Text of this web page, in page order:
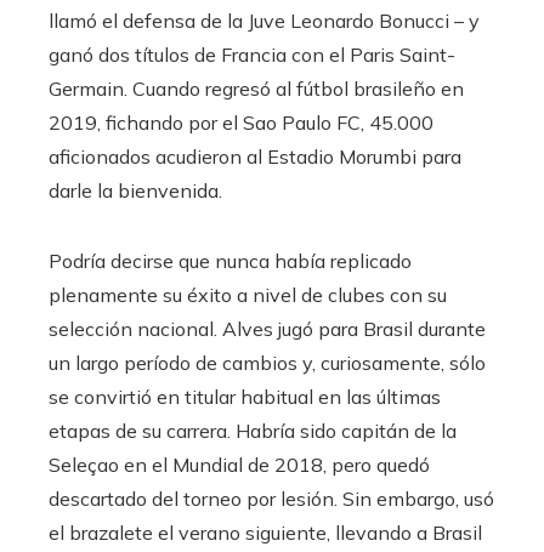
llamó el defensa de la Juve Leonardo Bonucci – y
ganó dos títulos de Francia con el Paris Saint-
Germain. Cuando regresó al fútbol brasileño en
2019, fichando por el Sao Paulo FC, 45.000
aficionados acudieron al Estadio Morumbi para
darle la bienvenida.
Podría decirse que nunca había replicado
plenamente su éxito a nivel de clubes con su
selección nacional. Alves jugó para Brasil durante
un largo período de cambios y, curiosamente, sólo
se convirtió en titular habitual en las últimas
etapas de su carrera. Habría sido capitán de la
Seleçao en el Mundial de 2018, pero quedó
descartado del torneo por lesión. Sin embargo, usó
el brazalete el verano siguiente, llevando a Brasil